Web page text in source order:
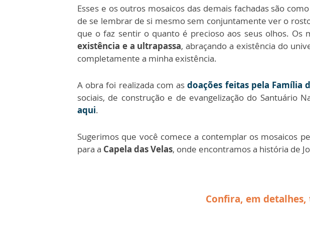
Esses e os outros mosaicos das demais fachadas são
de se lembrar de si mesmo sem conjuntamente ver o
que o faz sentir o quanto é precioso aos seus olhos. Os
existência e a ultrapassa, abraçando a existência do
completamente a minha existência.
A obra foi realizada com asdoações feitas pela Família
sociais, de construção e de evangelização do Santuário
aqui.
Sugerimos que você comece a contemplar os mosaicos
para a Capela das Velas, onde encontramos a história de
Confira, em detalhes,